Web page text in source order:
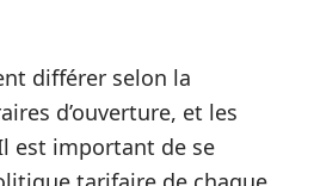
différer selon la
d’ouverture, et les
est important de se